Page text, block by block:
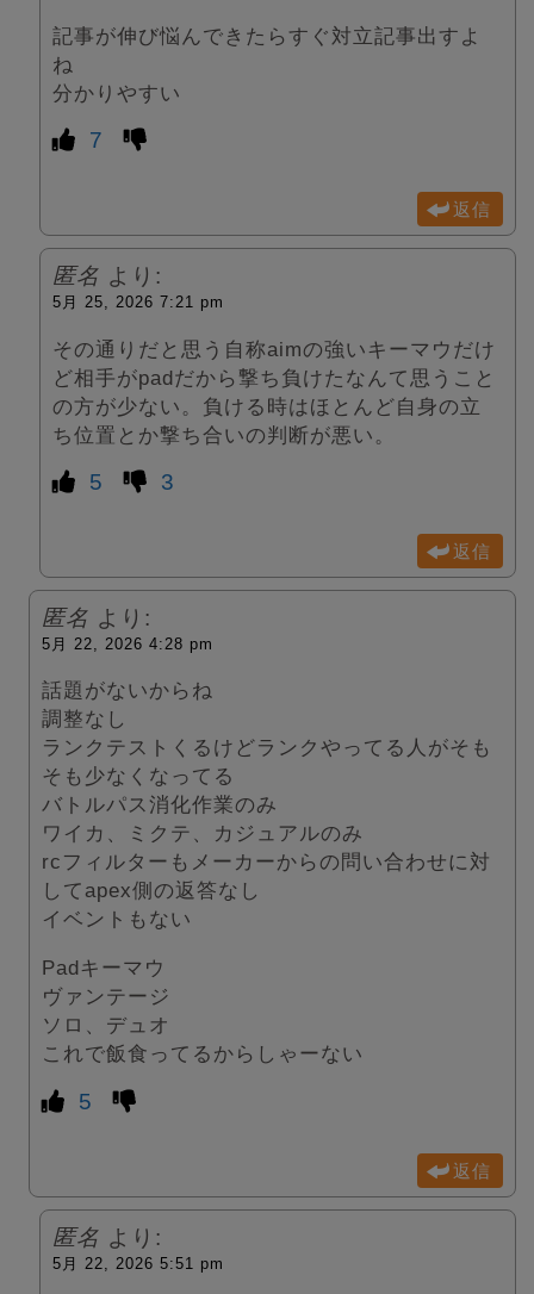
記事が伸び悩んできたらすぐ対立記事出すよ
ね
分かりやすい
7
返信
匿名 より:
5月 25, 2026 7:21 pm
その通りだと思う自称aimの強いキーマウだけ
ど相手がpadだから撃ち負けたなんて思うこと
の方が少ない。負ける時はほとんど自身の立
ち位置とか撃ち合いの判断が悪い。
5 3
返信
匿名 より:
5月 22, 2026 4:28 pm
話題がないからね
調整なし
ランクテストくるけどランクやってる人がそも
そも少なくなってる
バトルパス消化作業のみ
ワイカ、ミクテ、カジュアルのみ
rcフィルターもメーカーからの問い合わせに対
してapex側の返答なし
イベントもない
Padキーマウ
ヴァンテージ
ソロ、デュオ
これで飯食ってるからしゃーない
5
返信
匿名 より:
5月 22, 2026 5:51 pm